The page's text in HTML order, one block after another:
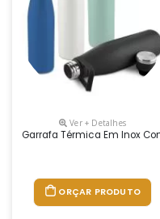
Ver + Detalhes
Garrafa Térmica Em Inox
ORÇAR PRODUTO